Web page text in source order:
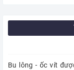
Bu lông - ốc vít